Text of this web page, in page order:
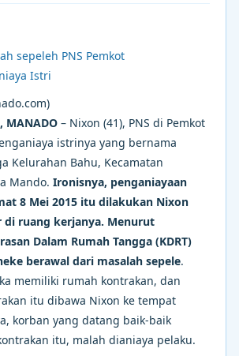
MANADO – Nixon (41), PNS di Pemkot
istrinya yang bernama
Kelurahan Bahu, Kecamatan
Mando. Ironisnya, penganiayaan
8 Mei 2015 itu dilakukan Nixon
di ruang kerjanya. Menurut
Dalam Rumah Tangga (KDRT)
berawal dari masalah sepele.
memiliki rumah kontrakan, dan
itu dibawa Nixon ke tempat
korban yang datang baik-baik
itu, malah dianiaya pelaku.